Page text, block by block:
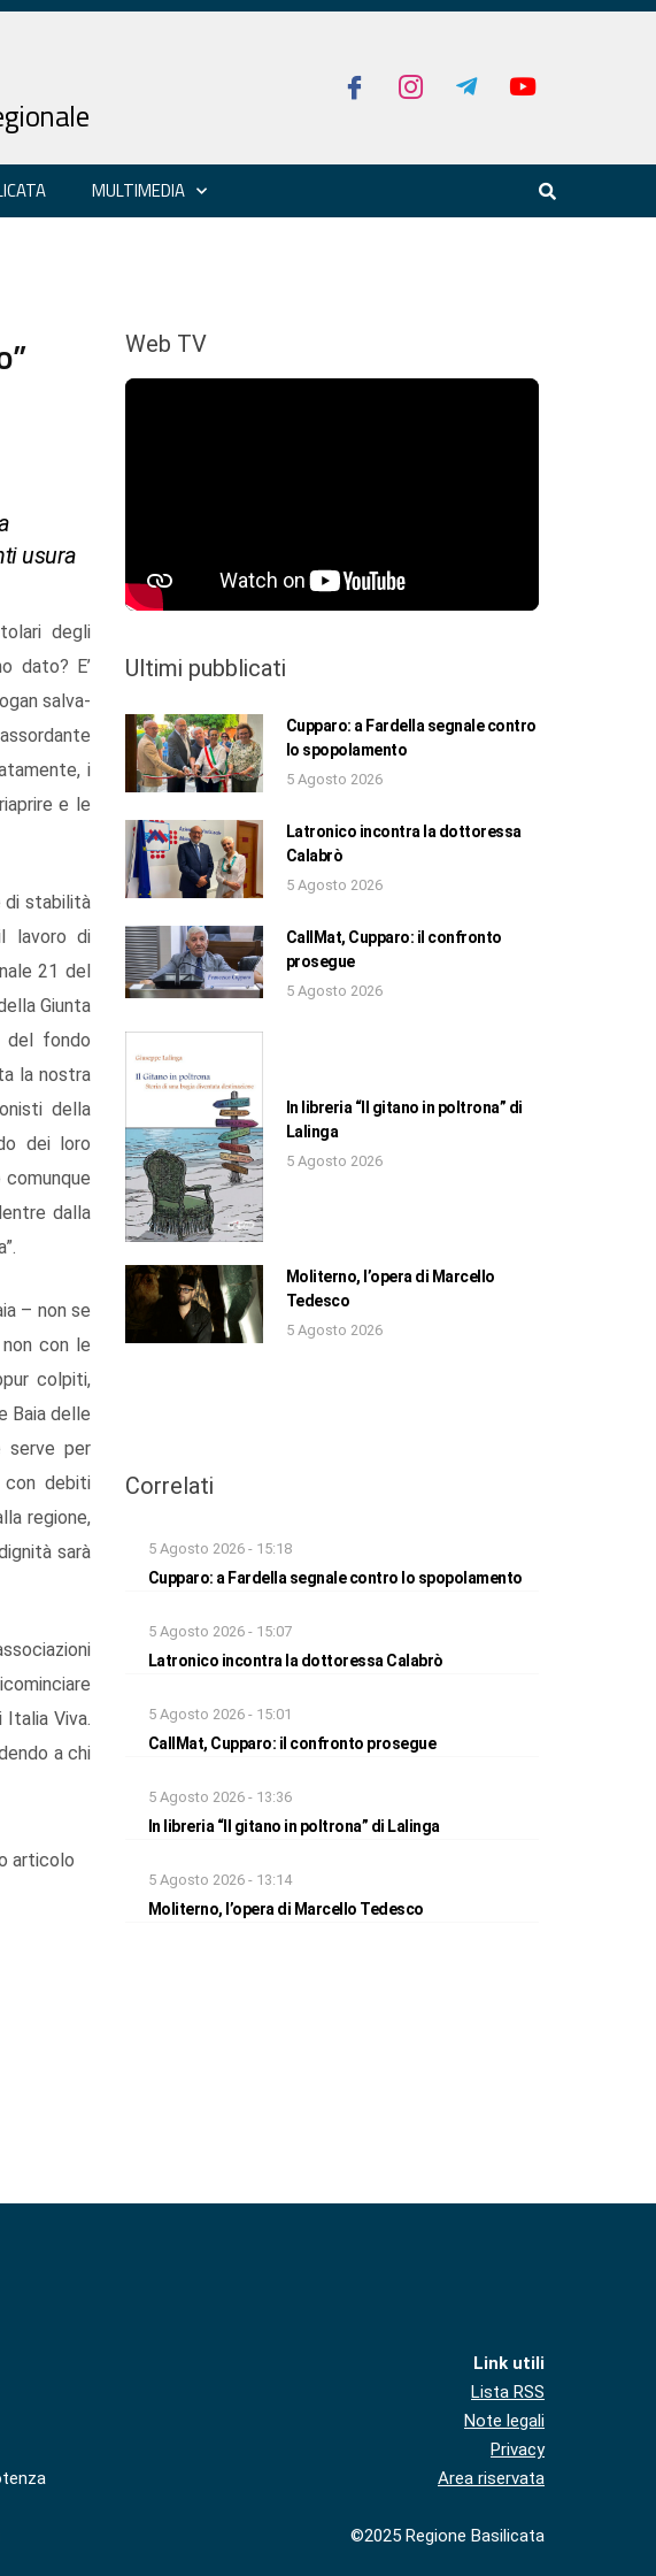
MULTIMEDIA
usura
degli
dato? E’
salva-
i
e le
di stabilità
lavoro di
21 del
Giunta
del fondo
la nostra
della
dei loro
dalla
– non se
con le
colpiti,
Baia delle
serve per
debiti
regione,
sarà
Viva.
a chi
articolo
Web TV
Ultimi pubblicati
Cupparo: a Fardella segnale contro
lo spopolamento
5 Agosto 2026
Latronico incontra la dottoressa
Calabrò
5 Agosto 2026
CallMat, Cupparo: il confronto
prosegue
5 Agosto 2026
In libreria “Il gitano in poltrona” di
Lalinga
5 Agosto 2026
Moliterno, l’opera di Marcello
Tedesco
5 Agosto 2026
Correlati
5 Agosto 2026 - 15:18
Cupparo: a Fardella segnale contro lo spopolamento
5 Agosto 2026 - 15:07
Latronico incontra la dottoressa Calabrò
5 Agosto 2026 - 15:01
CallMat, Cupparo: il confronto prosegue
5 Agosto 2026 - 13:36
In libreria “Il gitano in poltrona” di Lalinga
5 Agosto 2026 - 13:14
Moliterno, l’opera di Marcello Tedesco
Link utili
Lista RSS
Note legali
Privacy
Area riservata
©2025 Regione Basilicata